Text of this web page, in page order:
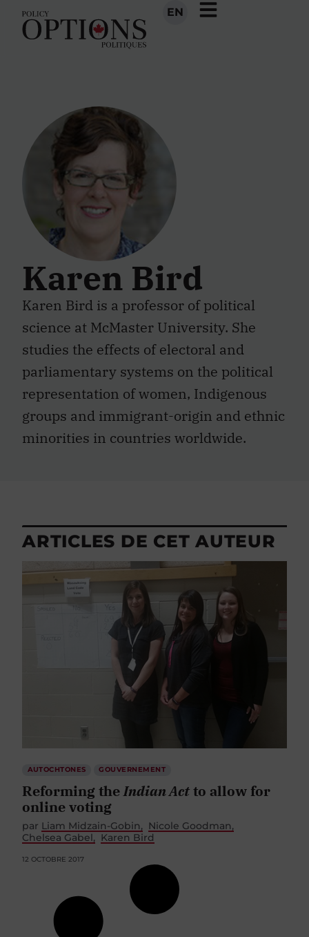
EN
Karen Bird
Karen Bird is a professor of political
science at McMaster University. She
studies the effects of electoral and
parliamentary systems on the political
representation of women, Indigenous
groups and immigrant-origin and ethnic
minorities in countries worldwide.
ARTICLES DE CET AUTEUR
AUTOCHTONES GOUVERNEMENT
Reforming theIndian Actto allow for
online voting
par Liam Midzain-Gobin
Nicole Goodman
Chelsea Gabel
Karen Bird
12 OCTOBRE 2017